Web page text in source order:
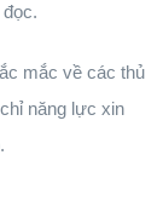
mắc về các thủ
năng lực xin